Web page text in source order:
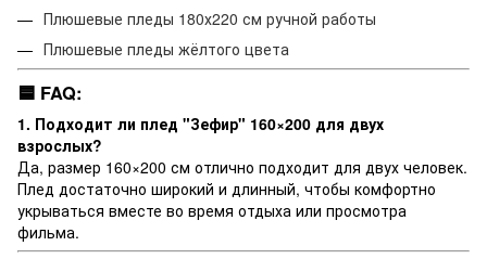
Плюшевые пледы 180х220 см ручной работы
Плюшевые пледы жёлтого цвета
🟦 FAQ:
1. Подходит ли плед "Зефир" 160×200 для двух
взрослых?
Да, размер 160×200 см отлично подходит для двух человек.
Плед достаточно широкий и длинный, чтобы комфортно
укрываться вместе во время отдыха или просмотра
фильма.